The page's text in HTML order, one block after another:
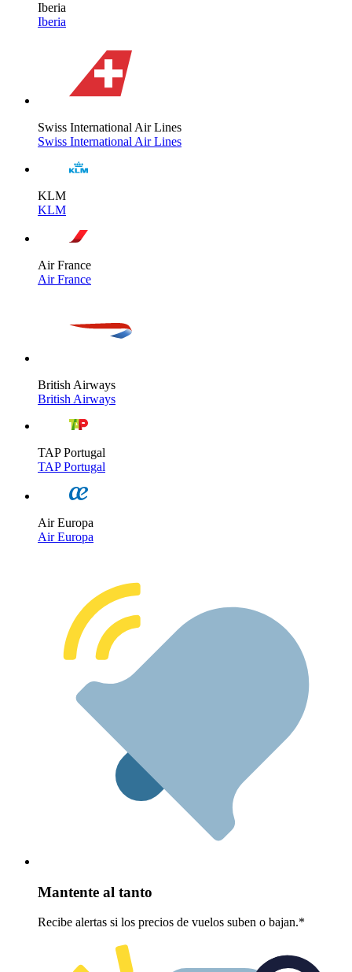
Iberia
Iberia
Swiss International Air Lines
Swiss International Air Lines
KLM
KLM
Air France
Air France
British Airways
British Airways
TAP Portugal
TAP Portugal
Air Europa
Air Europa
Mantente al tanto
Recibe alertas si los precios de vuelos suben o bajan.*